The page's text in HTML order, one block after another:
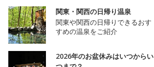
関東・関西の日帰り温泉
関東や関西の日帰りできるおす
すめの温泉をご紹介
2026年のお盆休みはいつからい